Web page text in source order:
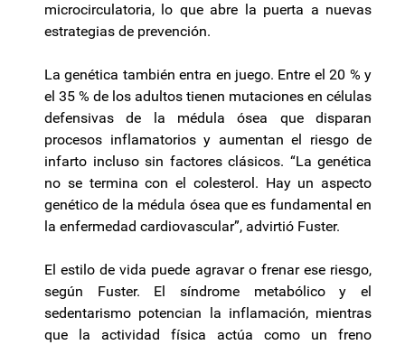
microcirculatoria, lo que abre la puerta a nuevas
estrategias de prevención.
La genética también entra en juego. Entre el 20 % y
el 35 % de los adultos tienen mutaciones en células
defensivas de la médula ósea que disparan
procesos inflamatorios y aumentan el riesgo de
infarto incluso sin factores clásicos. “La genética
no se termina con el colesterol. Hay un aspecto
genético de la médula ósea que es fundamental en
la enfermedad cardiovascular”, advirtió Fuster.
El estilo de vida puede agravar o frenar ese riesgo,
según Fuster. El síndrome metabólico y el
sedentarismo potencian la inflamación, mientras
que la actividad física actúa como un freno